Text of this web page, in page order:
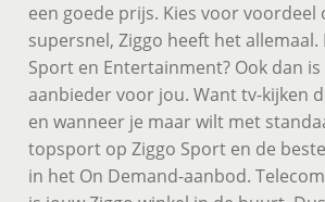
een goede prijs. Kies voor voordeel
supersnel, Ziggo heeft het allemaal.
Sport en Entertainment? Ook dan is
aanbieder voor jou. Want tv-kijken
en wanneer je maar wilt met
topsport op Ziggo Sport en de
in het On Demand-aanbod.